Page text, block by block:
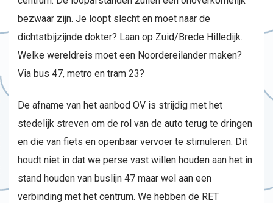
bezwaar zijn. Je loopt slecht en moet naar de
dichtstbijzijnde dokter? Laan op Zuid/Brede Hilledijk.
Welke wereldreis moet een Noordereilander maken?
Via bus 47, metro en tram 23?
De afname van het aanbod OV is strijdig met het
stedelijk streven om de rol van de auto terug te dringen
en die van fiets en openbaar vervoer te stimuleren. Dit
houdt niet in dat we perse vast willen houden aan het in
stand houden van buslijn 47 maar wel aan een
verbinding met het centrum. We hebben de RET